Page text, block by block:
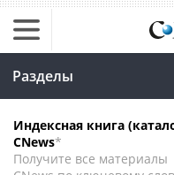
Разделы
Индексная книга
CNews*
Получите все материалы